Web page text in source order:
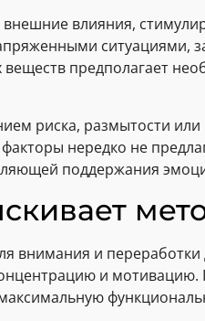
влияния,
ситуациями,
предполагает
риска, размытости
нередко не
поддержания
внимания и
и